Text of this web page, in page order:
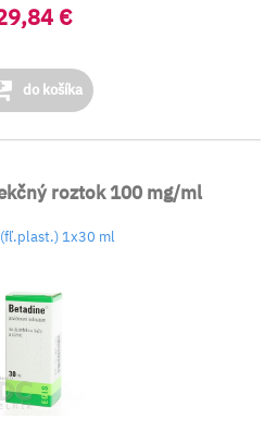
€
do košíka
roztok 100 mg/ml
1x30 ml